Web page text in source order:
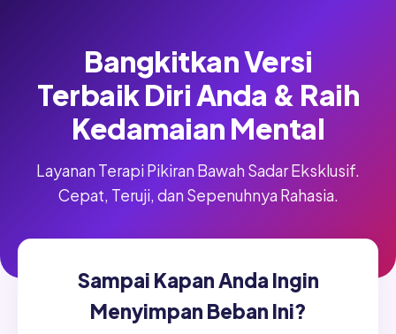
Bangkitkan Versi
Terbaik Diri Anda & Raih
Kedamaian Mental
Layanan Terapi Pikiran Bawah Sadar Eksklusif.
Cepat, Teruji, dan Sepenuhnya Rahasia.
Sampai Kapan Anda Ingin
Menyimpan Beban Ini?